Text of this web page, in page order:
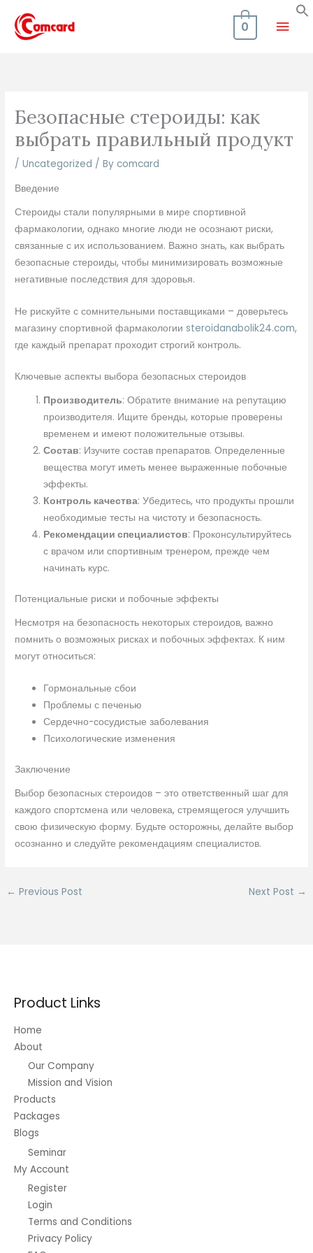
content
Main
0
Безопасные стероиды: как
выбрать правильный продукт
/Uncategorized / By comcard
Введение
Стероиды стали популярными в мире спортивной
фармакологии, однако многие люди не осознают риски,
связанные с их использованием. Важно знать, как выбрать
безопасные стероиды, чтобы минимизировать возможные
негативные последствия для здоровья.
Не рискуйте с сомнительными поставщиками – доверьтесь
магазину спортивной фармакологии steroidanabolik24.com,
где каждый препарат проходит строгий контроль.
Ключевые аспекты выбора безопасных стероидов
Производитель: Обратите внимание на репутацию
производителя. Ищите бренды, которые проверены
временем и имеют положительные отзывы.
Состав: Изучите состав препаратов. Определенные
вещества могут иметь менее выраженные побочные
эффекты.
Контроль качества: Убедитесь, что продукты прошли
необходимые тесты на чистоту и безопасность.
Рекомендации специалистов: Проконсультируйтесь
с врачом или спортивным тренером, прежде чем
начинать курс.
Потенциальные риски и побочные эффекты
Несмотря на безопасность некоторых стероидов, важно
помнить о возможных рисках и побочных эффектах. К ним
могут относиться:
Гормональные сбои
Проблемы с печенью
Сердечно-сосудистые заболевания
Психологические изменения
Заключение
Выбор безопасных стероидов – это ответственный шаг для
каждого спортсмена или человека, стремящегося улучшить
свою физическую форму. Будьте осторожны, делайте выбор
осознанно и следуйте рекомендациям специалистов.
← Previous Post Next Post →
Product Links
Home
About
Our Company
Mission and Vision
Products
Packages
Blogs
Seminar
My Account
Register
Login
Terms and Conditions
Privacy Policy